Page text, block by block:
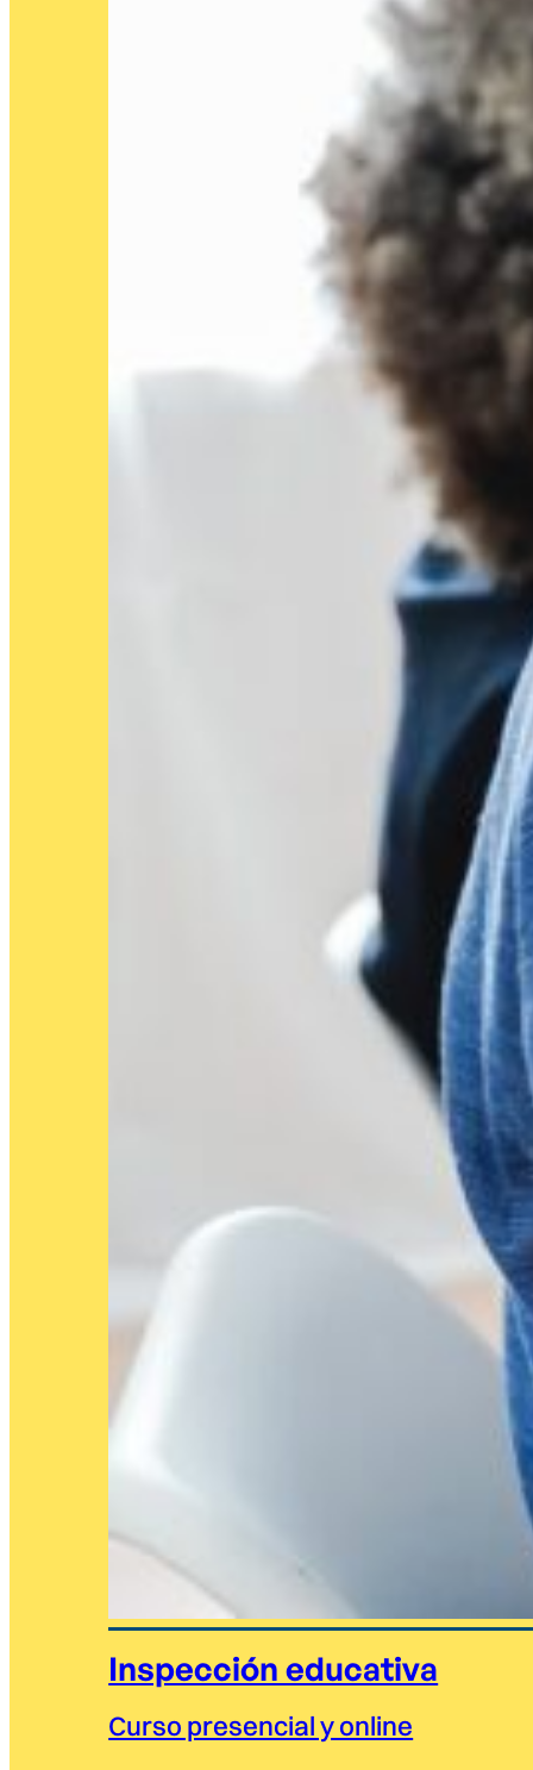
Inspección educativa
Curso presencial y online